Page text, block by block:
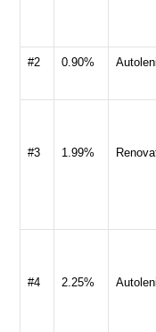
#2 0.90%
#3 1.99%
#4 2.25%